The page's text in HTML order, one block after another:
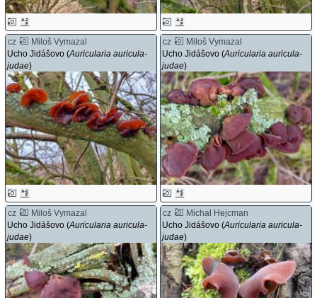
cz
Miloš Vymazal
Ucho Jidášovo (Auricularia auricula-
judae)
cz
Miloš Vymazal
Ucho Jidášovo (Auricularia auricula-
judae)
cz
Miloš Vymazal
Ucho Jidášovo (Auricularia auricula-
judae)
cz
Michal Hejcman
Ucho Jidášovo (Auricularia auricula-
judae)